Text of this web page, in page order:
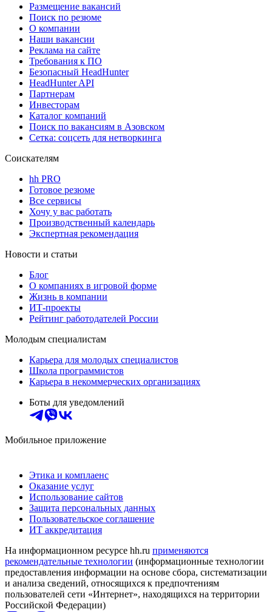
Размещение вакансий
Поиск по резюме
О компании
Наши вакансии
Реклама на сайте
Требования к ПО
Безопасный HeadHunter
HeadHunter API
Партнерам
Инвесторам
Каталог компаний
Поиск по вакансиям в Азовском
Сетка: соцсеть для нетворкинга
Соискателям
hh PRO
Готовое резюме
Все сервисы
Хочу у вас работать
Производственный календарь
Экспертная рекомендация
Новости и статьи
Блог
О компаниях в игровой форме
Жизнь в компании
ИТ-проекты
Рейтинг работодателей России
Молодым специалистам
Карьера для молодых специалистов
Школа программистов
Карьера в некоммерческих организациях
Боты для уведомлений
Мобильное приложение
Этика и комплаенс
Оказание услуг
Использование сайтов
Защита персональных данных
Пользовательское соглашение
ИТ аккредитация
На информационном ресурсе hh.ru применяются
рекомендательные технологии (информационные технологии
предоставления информации на основе сбора, систематизации
и анализа сведений, относящихся к предпочтениям
пользователей сети «Интернет», находящихся на территории
Российской Федерации)